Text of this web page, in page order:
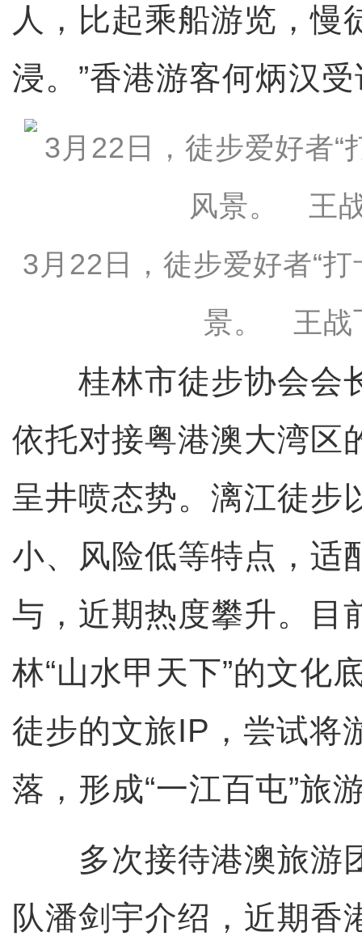
人，比起乘船游览，慢
浸。”香港游客何炳汉
3月22日，徒步爱好者“
景。 王战
桂林市徒步协会会
依托对接粤港澳大湾区
呈井喷态势。漓江徒步
小、风险低等特点，适
与，近期热度攀升。目
林“山水甲天下”的文化
徒步的文旅IP，尝试将
落，形成“一江百屯”旅
多次接待港澳旅游
队潘剑宇介绍，近期香